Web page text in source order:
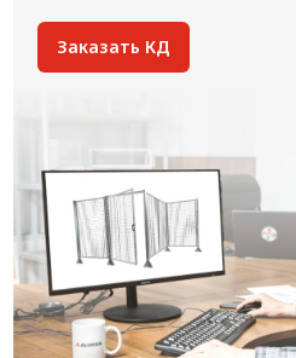
Заказать КД